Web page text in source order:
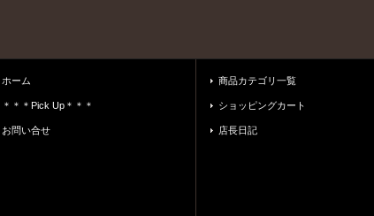
ホーム
＊＊＊Pick Up＊＊＊
お問い合せ
商品カテゴリ一覧
ショッピングカート
店長日記